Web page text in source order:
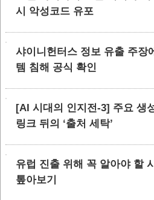
시 악성코드 유포
샤이니헌터스 정보 유출 주장
템 침해 공식 확인
[AI 시대의 인지전-3] 주요 생
링크 뒤의 ‘출처 세탁’
유럽 진출 위해 꼭 알아야 할
톺아보기